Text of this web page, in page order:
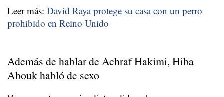
Leer más: David Raya protege su casa con un perro
prohibido en Reino Unido
Además de hablar de Achraf Hakimi, Hiba
Abouk habló de sexo